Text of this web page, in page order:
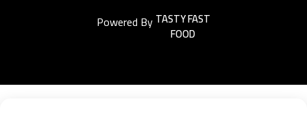
Powered ByEasyorders